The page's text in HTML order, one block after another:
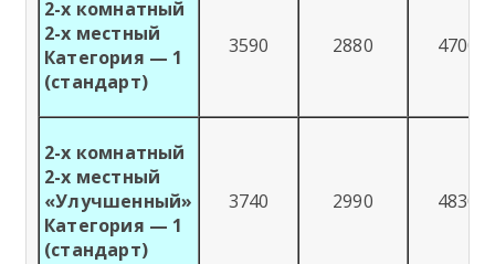
2-х комнатный
2-х местный
Категория — 1
(стандарт)
3590 2880 4700
2-х комнатный
2-х местный
«Улучшенный»
Категория — 1
(стандарт)
3740 2990 4830